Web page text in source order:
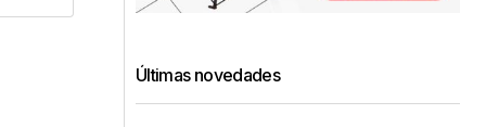
Últimas novedades